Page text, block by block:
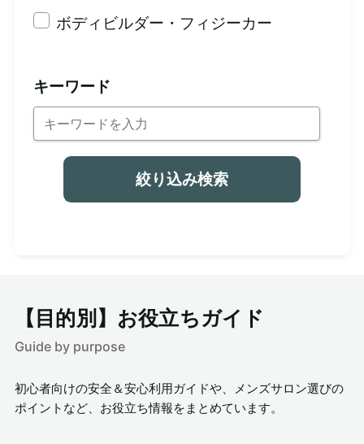
ボディビルダー・フィジーカー
キーワード
絞り込み検索
【目的別】お役立ちガイド
Guide by purpose
初心者向けの安全＆安心利用ガイドや、メンズサロン選びの
ポイントなど、お役立ち情報をまとめています。